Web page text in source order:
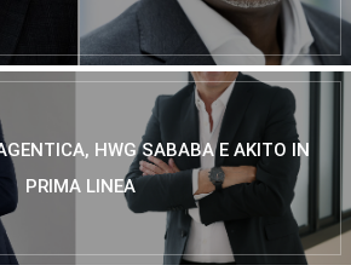
HWG SABABA E AKITO IN
PRIMA LINEA